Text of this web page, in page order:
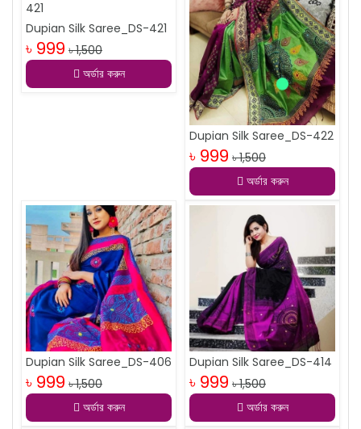
Dupian Silk Saree_DS-421
৳ 999 ৳ 1,500
অর্ডার করুন
Dupian Silk Saree_DS-422
৳ 999 ৳ 1,500
অর্ডার করুন
Dupian Silk Saree_DS-406
৳ 999 ৳ 1,500
অর্ডার করুন
Dupian Silk Saree_DS-414
৳ 999 ৳ 1,500
অর্ডার করুন